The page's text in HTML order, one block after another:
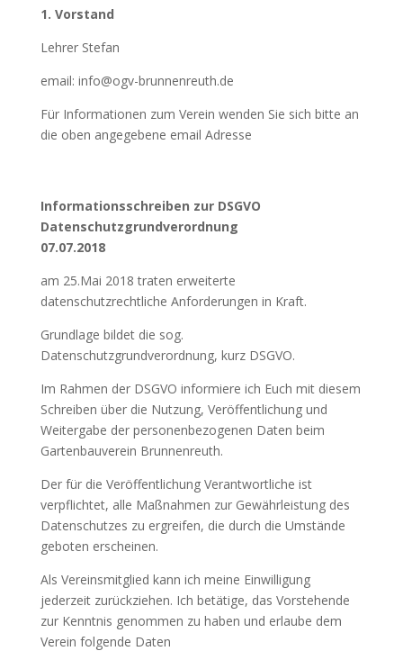
1. Vorstand
Lehrer Stefan
email: info@ogv-brunnenreuth.de
Für Informationen zum Verein wenden Sie sich bitte an
die oben angegebene email Adresse
Informationsschreiben zur DSGVO
Datenschutzgrundverordnung
07.07.2018
am 25.Mai 2018 traten erweiterte
datenschutzrechtliche Anforderungen in Kraft.
Grundlage bildet die sog.
Datenschutzgrundverordnung, kurz DSGVO.
Im Rahmen der DSGVO informiere ich Euch mit diesem
Schreiben über die Nutzung, Veröffentlichung und
Weitergabe der personenbezogenen Daten beim
Gartenbauverein Brunnenreuth.
Der für die Veröffentlichung Verantwortliche ist
verpflichtet, alle Maßnahmen zur Gewährleistung des
Datenschutzes zu ergreifen, die durch die Umstände
geboten erscheinen.
Als Vereinsmitglied kann ich meine Einwilligung
jederzeit zurückziehen. Ich betätige, das Vorstehende
zur Kenntnis genommen zu haben und erlaube dem
Verein folgende Daten